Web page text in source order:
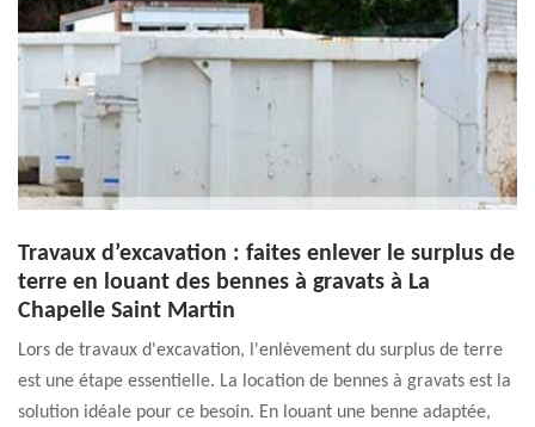
Travaux d’excavation : faites enlever le surplus de
terre en louant des bennes à gravats à La
Chapelle Saint Martin
Lors de travaux d'excavation, l'enlèvement du surplus de terre
est une étape essentielle. La location de bennes à gravats est la
solution idéale pour ce besoin. En louant une benne adaptée,